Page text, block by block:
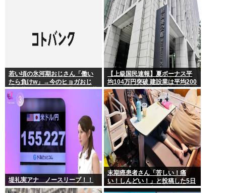
首は決まり」
若い頃の氷河期おじさん「働い
たら負けw」→今のヒョガおじ
「惣菜たけぇよ..」 自業自得で草
【上級国民速報】夏ボーナス平
均104万円突破 建設業は平均200
万円超 なお対象は大手163社93
万人、全就業者の1%強
堤礼実アナ ノースリーブ！！
末期癌患者さん「苦しい！痛
い！しんどい！」と投稿した5日
後に穏やかに旅立つ